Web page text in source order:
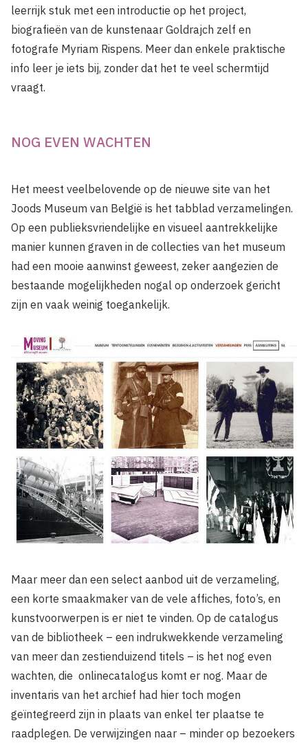
leerrijk stuk met een introductie op het project,
biografieën van de kunstenaar Goldrajch zelf en
fotografe Myriam Rispens. Meer dan enkele praktische
info leer je iets bij, zonder dat het te veel schermtijd
vraagt.
NOG EVEN WACHTEN
Het meest veelbelovende op de nieuwe site van het
Joods Museum van België is het tabblad verzamelingen.
Op een publieksvriendelijke en visueel aantrekkelijke
manier kunnen graven in de collecties van het museum
had een mooie aanwinst geweest, zeker aangezien de
bestaande mogelijkheden nogal op onderzoek gericht
zijn en vaak weinig toegankelijk.
Maar meer dan een select aanbod uit de verzameling,
een korte smaakmaker van de vele affiches, foto’s, en
kunstvoorwerpen is er niet te vinden. Op de catalogus
van de bibliotheek – een indrukwekkende verzameling
van meer dan zestienduizend titels – is het nog even
wachten, die onlinecatalogus komt er nog. Maar de
inventaris van het archief had hier toch mogen
geïntegreerd zijn in plaats van enkel ter plaatse te
raadplegen. De verwijzingen naar – minder op bezoekers